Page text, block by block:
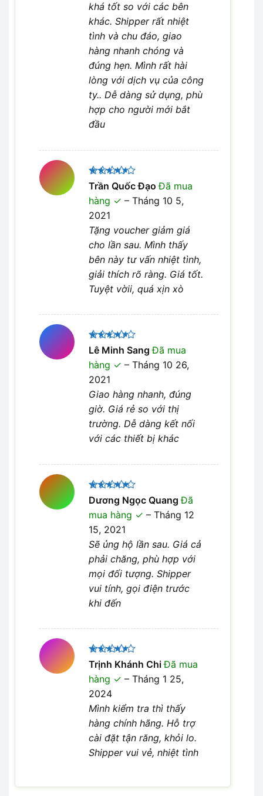
khá tốt so với các bên
khác. Shipper rất nhiệt
tình và chu đáo, giao
hàng nhanh chóng và
đúng hẹn. Mình rất hài
lòng với dịch vụ của công
ty.. Dễ dàng sử dụng, phù
hợp cho người mới bắt
đầu
Được
xếp hạng
45 sao
Trần Quốc ĐạoĐã mua
hàng
– Tháng 10 5,
2021
Tặng voucher giảm giá
cho lần sau. Mình thấy
bên này tư vấn nhiệt tình,
giải thích rõ ràng. Giá tốt.
Tuyệt vờii, quá xịn xò
Được
xếp hạng
45 sao
Lê Minh SangĐã mua
hàng
– Tháng 10 26,
2021
Giao hàng nhanh, đúng
giờ. Giá rẻ so với thị
trường. Dễ dàng kết nối
với các thiết bị khác
Được xếp
hạng55
sao
Dương Ngọc QuangĐã
mua hàng
– Tháng 12
15, 2021
Sẽ ủng hộ lần sau. Giá cả
phải chăng, phù hợp với
mọi đối tượng. Shipper
vui tính, gọi điện trước
khi đến
Được
xếp hạng
45 sao
Trịnh Khánh ChiĐã mua
hàng
– Tháng 1 25,
2024
Mình kiểm tra thì thấy
hàng chính hãng. Hỗ trợ
cài đặt tận răng, khỏi lo.
Shipper vui vẻ, nhiệt tình